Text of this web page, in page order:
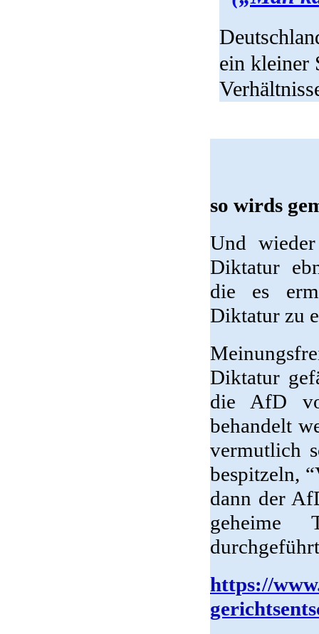
ein kleiner
so wirds
Und
Diktatur
die es
Diktatur zu
Diktatur
die AfD
behandelt
vermutlich
bespitzeln,
dann der
geheime
https://